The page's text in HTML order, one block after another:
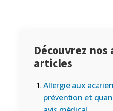
Découvrez nos
articles
Allergie aux
prévention et